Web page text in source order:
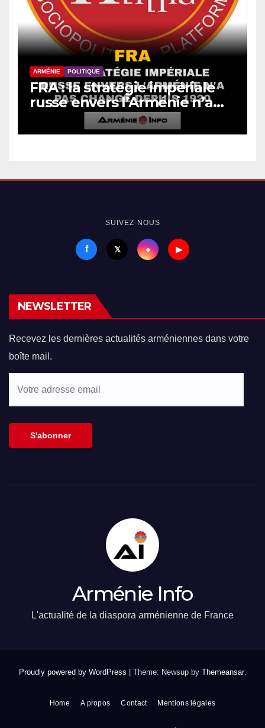
ARMÉNIE POLITIQUE
FRA : la stratégie impériale
russe envers l’Arménie n’a
pas changé depuis 1920
SUIVEZ-NOUS
f 𝕏 ● ▶
NEWSLETTER
Recevez les dernières actualités arméniennes dans votre
boîte mail.
S'abonner
Arménie Info
L'actualité de la diaspora arménienne de France
Proudly powered by WordPress Theme: Newsup by Themeansar.
Home A propos Contact Mentions légales